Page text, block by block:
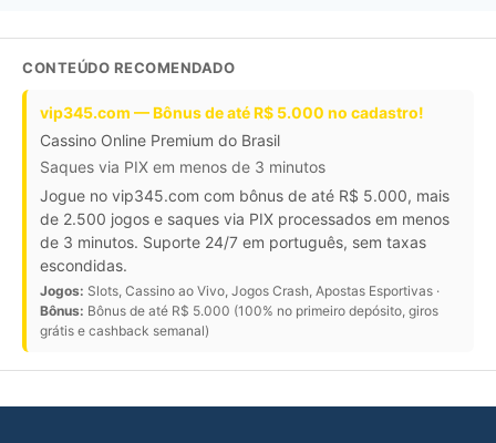
CONTEÚDO RECOMENDADO
vip345.com — Bônus de até R$ 5.000 no cadastro!
Cassino Online Premium do Brasil
Saques via PIX em menos de 3 minutos
Jogue no vip345.com com bônus de até R$ 5.000, mais
de 2.500 jogos e saques via PIX processados em menos
de 3 minutos. Suporte 24/7 em português, sem taxas
escondidas.
Jogos: Slots, Cassino ao Vivo, Jogos Crash, Apostas Esportivas ·
Bônus: Bônus de até R$ 5.000 (100% no primeiro depósito, giros
grátis e cashback semanal)